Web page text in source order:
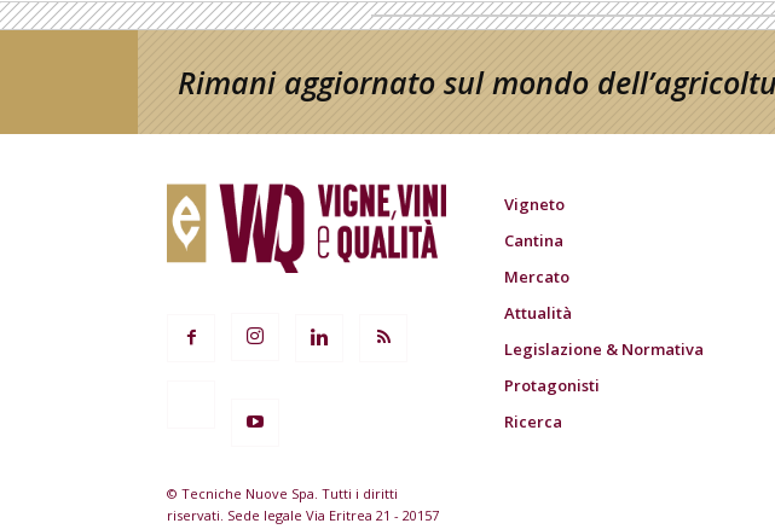
Rimani aggiornato sul mondo
© Tecniche Nuove Spa. Tutti i diritti
riservati. Sede legale Via Eritrea 21 - 20157
Vigneto
Cantina
Mercato
Attualità
Legislazione & Normativa
Protagonisti
Ricerca